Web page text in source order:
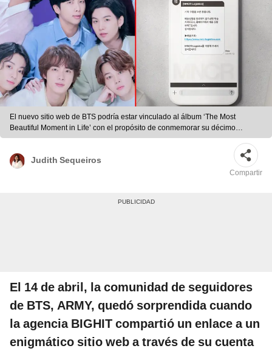
El nuevo sitio web de BTS podría estar vinculado al álbum ‘The Most
Beautiful Moment in Life’ con el propósito de conmemorar su décimo
aniversario. Foto: composición BIGHIT/ai_jiminily
Judith Sequeiros
Compartir
El 14 de abril, la comunidad de seguidores
de BTS, ARMY, quedó sorprendida cuando
la agencia BIGHIT compartió un enlace a un
enigmático sitio web a través de su cuenta